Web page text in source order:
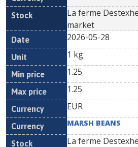
La ferme
market
2026-05-28
1 kg
1.25
1.25
EUR
MARSH BEANS
La ferme